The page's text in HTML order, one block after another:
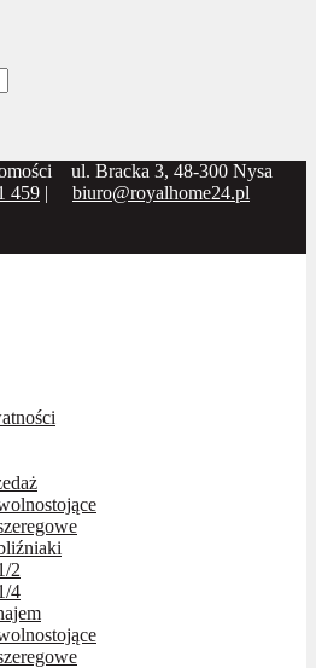
ul. Bracka 3, 48-300 Nysa
459 | biuro@royalhome24.pl
2
4